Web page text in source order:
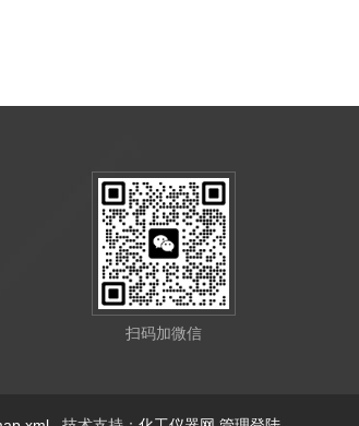
扫码加微信